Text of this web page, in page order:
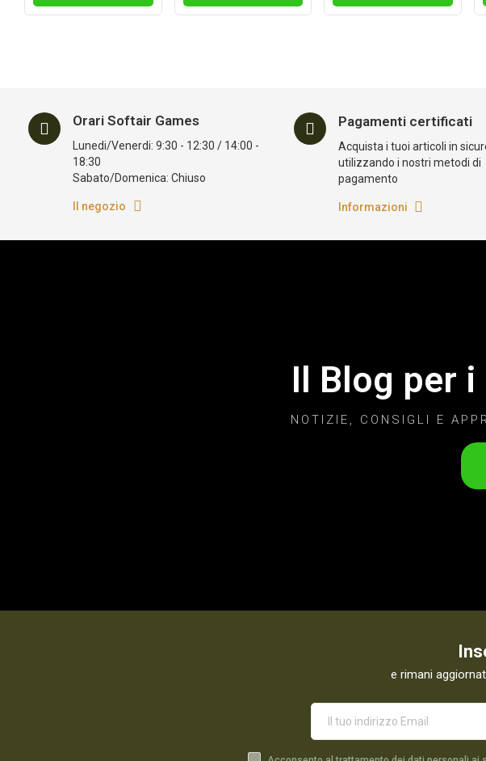
Orari Softair Games
Lunedi/Venerdi: 9:30 - 12:30 / 14:00 -
18:30
Sabato/Domenica: Chiuso
Il negozio
Pagamenti certificati
Acquista i tuoi articoli in
utilizzando i nostri metodi di
pagamento
Informazioni
Il Blog per
NOTIZIE, CONSIGLI E
e rimani